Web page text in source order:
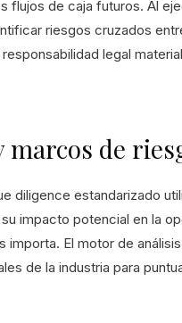
flujos de caja futuros. Al
riesgos cruzados
legal
de
diligence estandarizado
impacto potencial en la
El motor de
de la industria para